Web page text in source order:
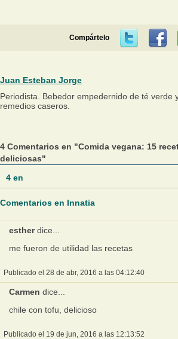
Compártelo
Juan Esteban Jorge
Periodista. Bebedor empedernido de té verde
remedios caseros.
4 Comentarios en "Comida vegana: 15
deliciosas"
4en
Comentarios en Innatia
estherdice...
me fueron de utilidad las recetas
Publicado el 28 de abr, 2016 a las 04:12:40
Carmen dice...
chile con tofu, delicioso
Publicado el 19 de jun, 2016 a las 12:13:52